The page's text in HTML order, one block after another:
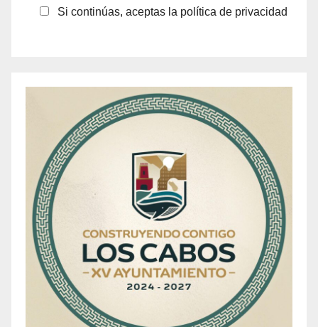
Si continúas, aceptas la política de privacidad